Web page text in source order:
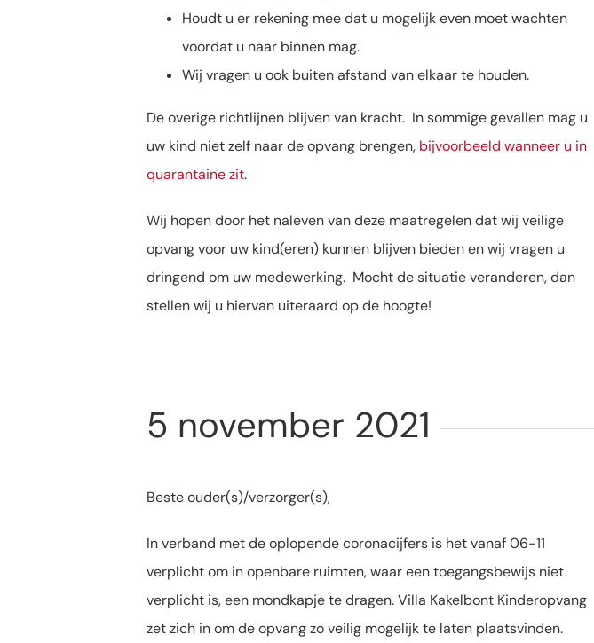
Houdt u er rekening mee dat u mogelijk even moet wachten
voordat u naar binnen mag.
Wij vragen u ook buiten afstand van elkaar te houden.
De overige richtlijnen blijven van kracht. In sommige gevallen mag u
uw kind niet zelf naar de opvang brengen, bijvoorbeeld wanneer u in
quarantaine zit.
Wij hopen door het naleven van deze maatregelen dat wij veilige
opvang voor uw kind(eren) kunnen blijven bieden en wij vragen u
dringend om uw medewerking. Mocht de situatie veranderen, dan
stellen wij u hiervan uiteraard op de hoogte!
5 november 2021
Beste ouder(s)/verzorger(s),
In verband met de oplopende coronacijfers is het vanaf 06-11
verplicht om in openbare ruimten, waar een toegangsbewijs niet
verplicht is, een mondkapje te dragen. Villa Kakelbont Kinderopvang
zet zich in om de opvang zo veilig mogelijk te laten plaatsvinden.